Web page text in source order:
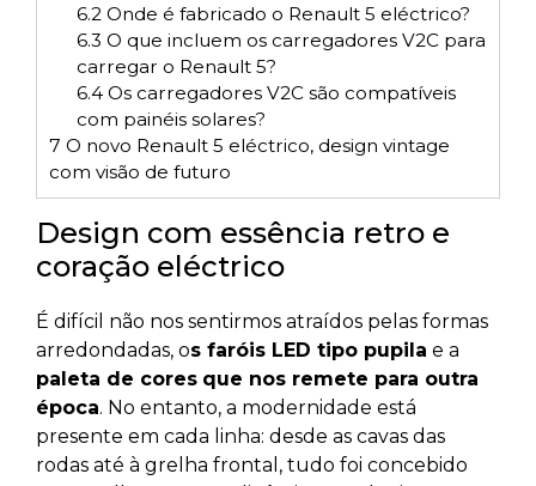
6.2 Onde é fabricado o Renault 5 eléctrico?
6.3 O que incluem os carregadores V2C para
carregar o Renault 5?
6.4Os carregadores V2C são compatíveis
com painéis solares?
7 O novo Renault 5 eléctrico, design vintage
com visão de futuro
Design com essência retro e
coração eléctrico
É difícil não nos sentirmos atraídos pelas formas
arredondadas, os faróis LED tipo pupila e a
paleta de cores que nos remete para outra
época. No entanto, a modernidade está
presente em cada linha: desde as cavas das
rodas até à grelha frontal, tudo foi concebido